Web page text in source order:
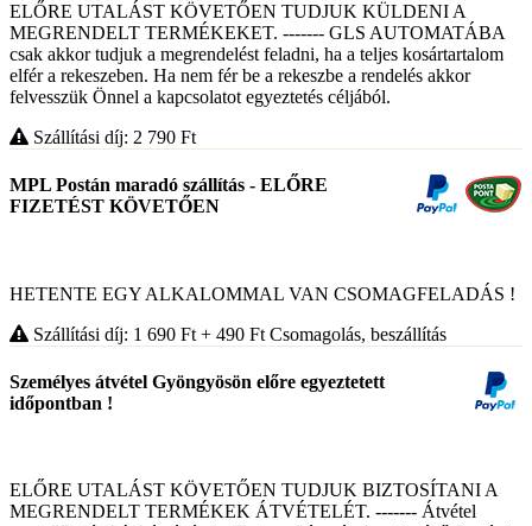
ELŐRE UTALÁST KÖVETŐEN TUDJUK KÜLDENI A
MEGRENDELT TERMÉKEKET. ------- GLS AUTOMATÁBA
csak akkor tudjuk a megrendelést feladni, ha a teljes kosártartalom
elfér a rekeszeben. Ha nem fér be a rekeszbe a rendelés akkor
felvesszük Önnel a kapcsolatot egyeztetés céljából.
Szállítási díj: 2 790 Ft
MPL Postán maradó szállítás - ELŐRE
FIZETÉST KÖVETŐEN
HETENTE EGY ALKALOMMAL VAN CSOMAGFELADÁS !
Szállítási díj: 1 690 Ft + 490 Ft Csomagolás, beszállítás
Személyes átvétel Gyöngyösön előre egyeztetett
időpontban !
ELŐRE UTALÁST KÖVETŐEN TUDJUK BIZTOSÍTANI A
MEGRENDELT TERMÉKEK ÁTVÉTELÉT. ------- Átvétel